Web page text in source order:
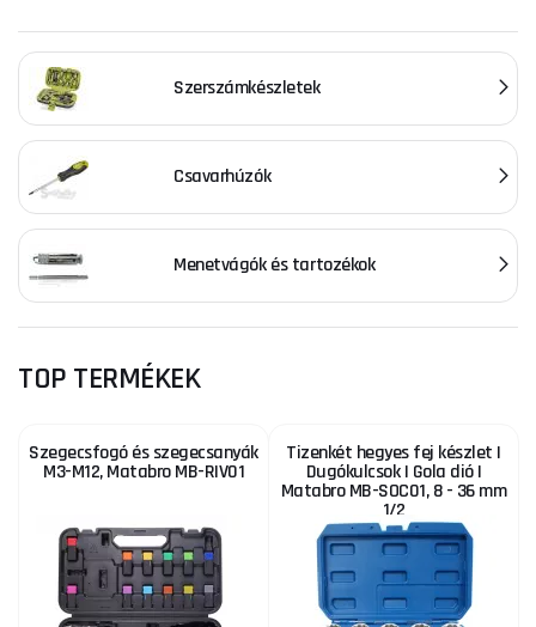
Szerszámkészletek
Csavarhúzók
Menetvágók és tartozékok
TOP TERMÉKEK
Szegecsfogó és szegecsanyák
M3-M12, Matabro MB-RIV01
Tizenkét hegyes fej készlet |
Dugókulcsok | Gola dió |
Matabro MB-SOC01, 8 - 36 mm
1/2